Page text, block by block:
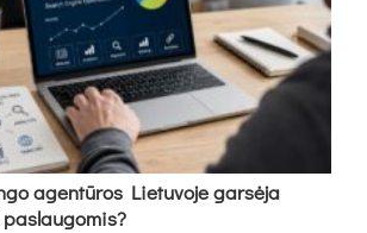
agentūros Lietuvoje garsėja